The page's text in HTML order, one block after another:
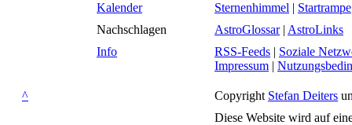
Kalender
Sternenhimmel | Startrampe
Nachschlagen
AstroGlossar| AstroLinks
Info
RSS-Feeds | Soziale
Impressum |
^ Copyright Stefan Deiters
Diese Website wird auf